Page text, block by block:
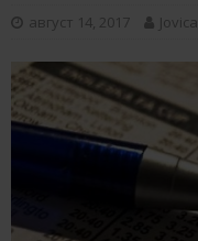
август 14, 2017 Jovica